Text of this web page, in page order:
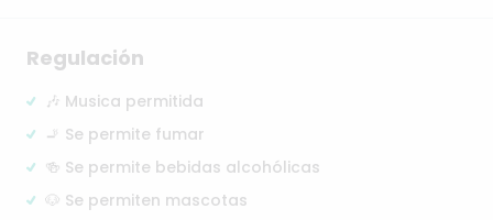
Regulación
🎶 Musica permitida
🚬 Se permite fumar
🍻 Se permite bebidas alcohólicas
🐶 Se permiten mascotas